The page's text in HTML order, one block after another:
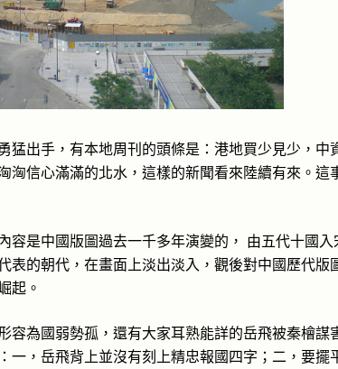
猛出手，有本地周刊的頭條是：港地買少見少，中
洶信心滿滿的北水，這樣的新聞看來陸續有來。這
容是中國版圖過去一千多年演變的， 由五代十國
表的朝代，在畫面上淡出淡入，觀後對中國歷代版
起。
容為國弱勢孤，還有大家耳熟能詳的岳飛被秦檜謀
一，岳飛背上並沒有刻上精忠報國四字；二，要擺